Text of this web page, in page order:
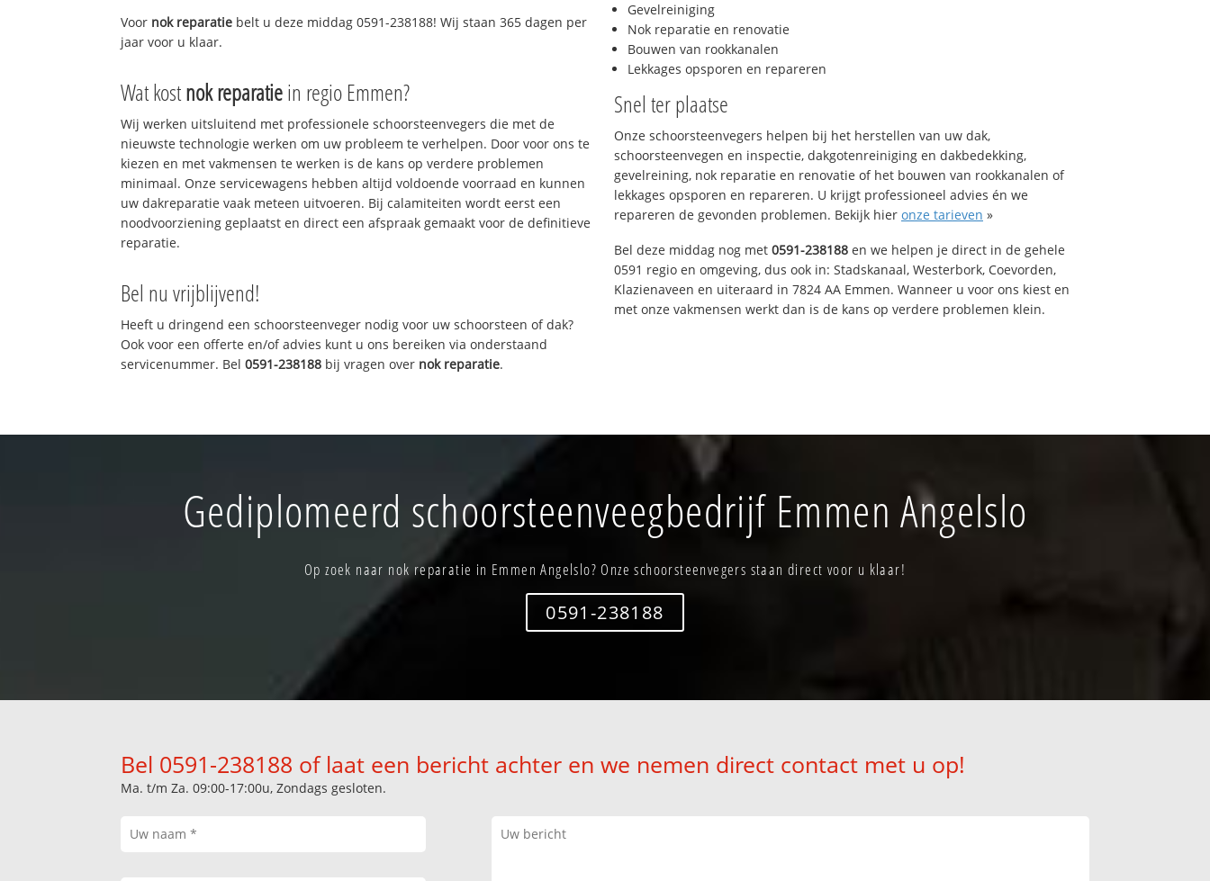
Voor nok reparatie belt u deze middag 0591-238188! Wij staan 365 dagen per
jaar voor u klaar.
Wat kostnok reparatiein regio Emmen?
Wij werken uitsluitend met professionele schoorsteenvegers die met de
nieuwste technologie werken om uw probleem te verhelpen. Door voor ons te
kiezen en met vakmensen te werken is de kans op verdere problemen
minimaal. Onze servicewagens hebben altijd voldoende voorraad en kunnen
uw dakreparatie vaak meteen uitvoeren. Bij calamiteiten wordt eerst een
noodvoorziening geplaatst en direct een afspraak gemaakt voor de definitieve
reparatie.
Bel nu vrijblijvend!
Heeft u dringend een schoorsteenveger nodig voor uw schoorsteen of dak?
Ook voor een offerte en/of advies kunt u ons bereiken via onderstaand
servicenummer. Bel0591-238188 bij vragen over nok reparatie.
Gevelreiniging
Nok reparatie en renovatie
Bouwen van rookkanalen
Lekkages opsporen en repareren
Snel ter plaatse
Onze schoorsteenvegers helpen bij het herstellen van uw dak,
schoorsteenvegen en inspectie, dakgotenreiniging en dakbedekking,
gevelreining, nok reparatie en renovatie of het bouwen van rookkanalen of
lekkages opsporen en repareren. U krijgt professioneel advies én we
repareren de gevonden problemen. Bekijk hier onze tarieven »
Bel deze middag nog met 0591-238188 en we helpen je direct in de gehele
0591 regio en omgeving, dus ook in: Stadskanaal, Westerbork, Coevorden,
Klazienaveen en uiteraard in 7824 AA Emmen. Wanneer u voor ons kiest en
met onze vakmensen werkt dan is de kans op verdere problemen klein.
Gediplomeerd schoorsteenveegbedrijf Emmen Angelslo
Op zoek naar nok reparatie in Emmen Angelslo? Onze schoorsteenvegers staan direct voor u klaar!
0591-238188
Bel 0591-238188 of laat een bericht achter en we nemen direct contact met u op!
Ma. t/m Za. 09:00-17:00u, Zondags gesloten.